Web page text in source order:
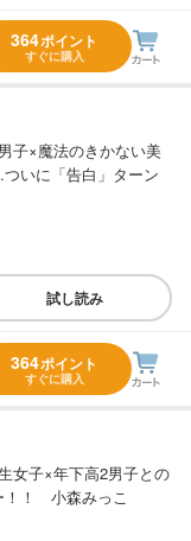
364ポイント
すぐに購入
子×魔法のきかない美
いに「告白」ターン
試し読み
364ポイント
すぐに購入
女子×年下高2男子との
！！ 小森みっこ